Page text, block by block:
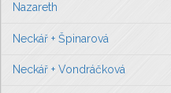
Nazareth
Neckář + Špinarová
Neckář + Vondráčková